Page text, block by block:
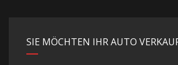
SIE MÖCHTEN IHR AUTO